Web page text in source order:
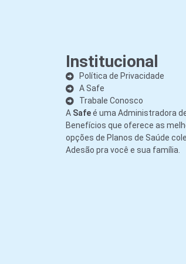
Institucional
Política de Privacidade
A Safe
Trabale Conosco
A Safeé uma Administradora
Benefícios que oferece as
opções de Planos de Saúde
Adesão pra você e sua família.